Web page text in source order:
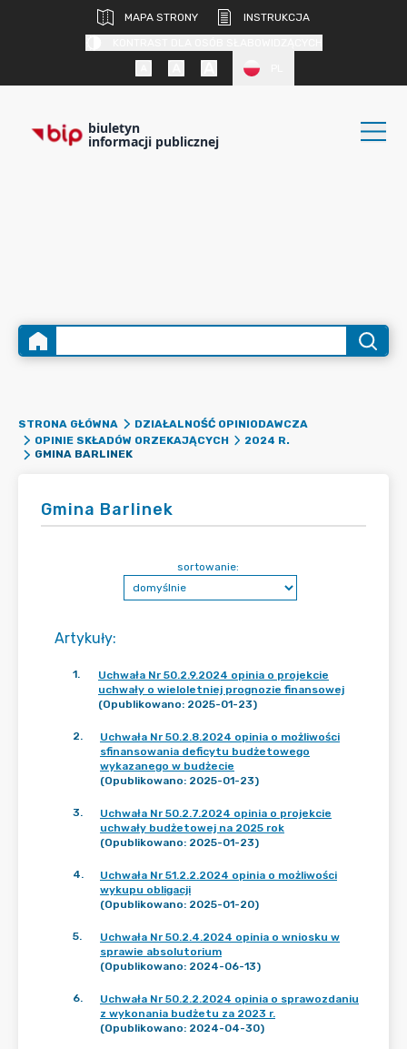
MAPA STRONY
INSTRUKCJA
biuletyn
informacji publicznej
STRONA GŁÓWNA
DZIAŁALNOŚĆ OPINIODAWCZA
OPINIE SKŁADÓW ORZEKAJĄCYCH
2024 R.
GMINA BARLINEK
Gmina Barlinek
Artykuły:
sortowanie:
1.
Uchwała Nr 50.2.9.2024 opinia o projekcie
uchwały o wieloletniej prognozie finansowej
(Opublikowano: 2025-01-23)
2.
Uchwała Nr 50.2.8.2024 opinia o możliwości
sfinansowania deficytu budżetowego
wykazanego w budżecie
(Opublikowano: 2025-01-23)
3.
Uchwała Nr 50.2.7.2024 opinia o projekcie
uchwały budżetowej na 2025 rok
(Opublikowano: 2025-01-23)
4.
Uchwała Nr 51.2.2.2024 opinia o możliwości
wykupu obligacji
(Opublikowano: 2025-01-20)
5.
Uchwała Nr 50.2.4.2024 opinia o wniosku w
sprawie absolutorium
(Opublikowano: 2024-06-13)
6.
Uchwała Nr 50.2.2.2024 opinia o sprawozdaniu
z wykonania budżetu za 2023 r.
(Opublikowano: 2024-04-30)